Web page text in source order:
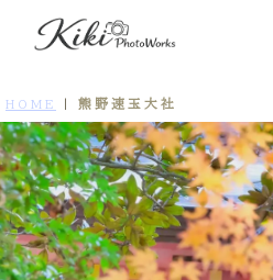
HOME 熊野速玉大社